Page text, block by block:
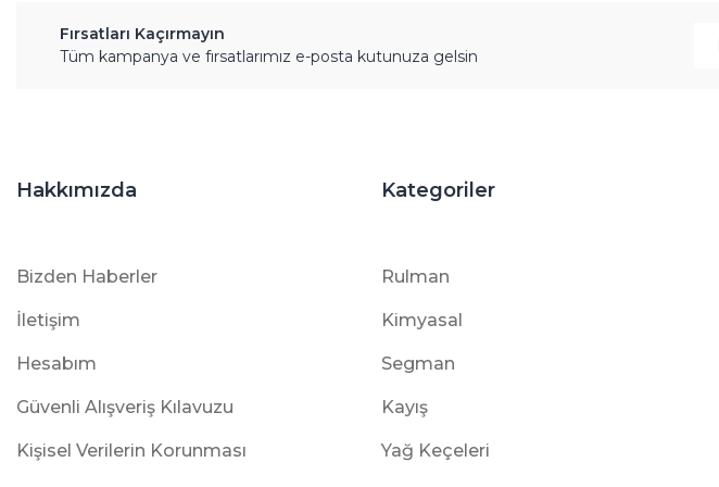
Fırsatları Kaçırmayın
Tüm kampanya ve fırsatlarımız e-posta kutunuza gelsin
Hakkımızda
Bizden Haberler
İletişim
Hesabım
Güvenli Alışveriş Kılavuzu
Kişisel Verilerin Korunması
Kategoriler
Rulman
Kimyasal
Segman
Kayış
Yağ Keçeleri